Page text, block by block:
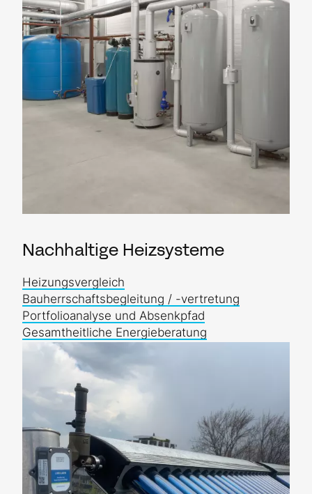
Nachhaltige Heizsysteme
Heizungsvergleich
Bauherrschaftsbegleitung / -vertretung
Portfolioanalyse und Absenkpfad
Gesamtheitliche Energieberatung